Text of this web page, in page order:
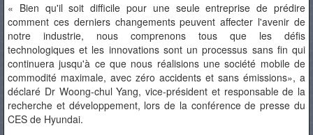
« Bien qu'il soit difficile pour une seule entreprise de prédire
comment ces derniers changements peuvent affecter l'avenir de
notre industrie, nous comprenons tous que les défis
technologiques et les innovations sont un processus sans fin qui
continuera jusqu'à ce que nous réalisions une société mobile de
commodité maximale, avec zéro accidents et sans émissions», a
déclaré Dr Woong-chul Yang, vice-président et responsable de la
recherche et développement, lors de la conférence de presse du
CES de Hyundai.